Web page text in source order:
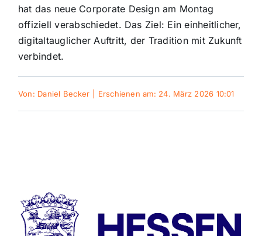
Mein Stadtteil
Galerie
Verkehrsmeldungen
Gewinnspiele
hat das neue Corporate Design am Montag
offiziell verabschiedet. Das Ziel: Ein einheitlicher,
digitaltauglicher Auftritt, der Tradition mit Zukunft
verbindet.
Von: Daniel Becker Erschienen am: 24. März 2026 10:01